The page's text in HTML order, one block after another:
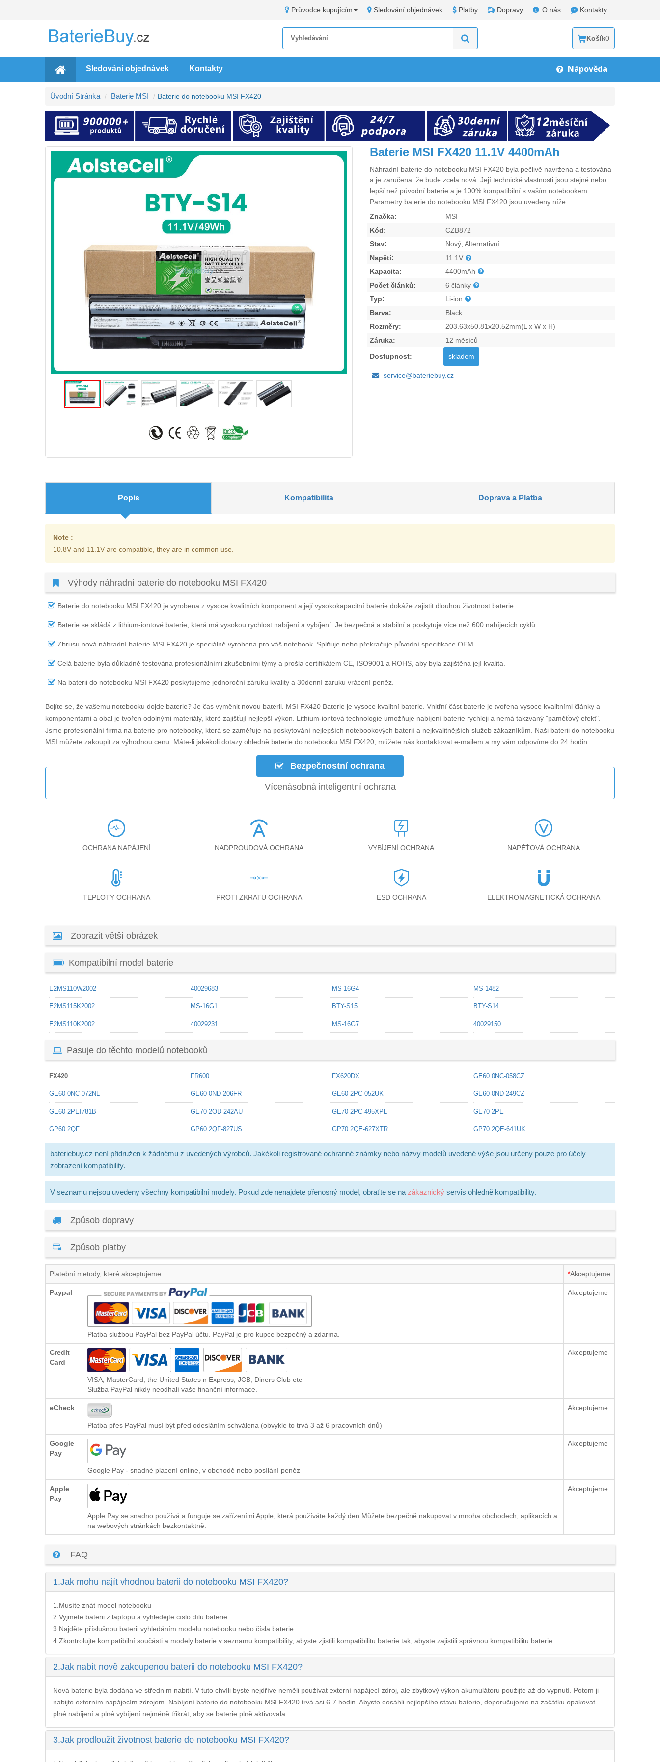
Průvodce kupujícím Sledování objednávek Platby Dopravy O nás Kontakty
Košík0
Sledování objednávek Kontakty Nápověda
Úvodní Stránka Baterie MSI Baterie do notebooku MSI FX420
Baterie MSI FX420 11.1V 4400mAh
Náhradní baterie do notebooku MSI FX420 byla pečlivě navržena a testována
a je zaručena, že bude zcela nová. Její technické vlastnosti jsou stejné nebo
lepší než původní baterie a je 100% kompatibilní s vaším notebookem.
Parametry baterie do notebooku MSI FX420 jsou uvedeny níže.
Značka:
MSI
Kód:
CZB872
Stav:
Nový, Alternativní
Napětí:
11.1V
Kapacita:
4400mAh
Počet článků:
6 články
Typ:
Li-ion
Barva:
Black
Rozměry:
203.63x50.81x20.52mm(L x W x H)
Záruka:
12 měsíců
Dostupnost: skladem
service@bateriebuy.cz
Popis Kompatibilita Doprava a Platba
Note :
10.8V and 11.1V are compatible, they are in common use.
Výhody náhradní baterie do notebooku MSI FX420
Baterie do notebooku MSI FX420 je vyrobena z vysoce kvalitních komponent a její vysokokapacitní baterie dokáže zajistit dlouhou životnost baterie.
Baterie se skládá z lithium-iontové baterie, která má vysokou rychlost nabíjení a vybíjení. Je bezpečná a stabilní a poskytuje více než 600 nabíjecích cyklů.
Zbrusu nová náhradní baterie MSI FX420 je speciálně vyrobena pro váš notebook. Splňuje nebo překračuje původní specifikace OEM.
Celá baterie byla důkladně testována profesionálními zkušebními týmy a prošla certifikátem CE, ISO9001 a ROHS, aby byla zajištěna její kvalita.
Na baterii do notebooku MSI FX420 poskytujeme jednoroční záruku kvality a 30denní záruku vrácení peněz.
Bojíte se, že vašemu notebooku dojde baterie? Je čas vyměnit novou baterii. MSI FX420 Baterie je vysoce kvalitní baterie. Vnitřní část baterie je tvořena vysoce kvalitními články a
komponentami a obal je tvořen odolnými materiály, které zajišťují nejlepší výkon. Lithium-iontová technologie umožňuje nabíjení baterie rychleji a nemá takzvaný "paměťový efekt".
Jsme profesionální firma na baterie pro notebooky, která se zaměřuje na poskytování nejlepších notebookových baterií a nejkvalitnějších služeb zákazníkům. Naši baterii do notebooku
MSI můžete zakoupit za výhodnou cenu. Máte-li jakékoli dotazy ohledně baterie do notebooku MSI FX420 , můžete nás kontaktovat e-mailem a my vám odpovíme do 24 hodin.
Bezpečnostní ochrana
Vícenásobná inteligentní ochrana
OCHRANA NAPÁJENÍ NADPROUDOVÁ OCHRANA VYBÍJENÍ OCHRANA NAPĚŤOVÁ OCHRANA
TEPLOTY OCHRANA PROTI ZKRATU OCHRANA ESD OCHRANA ELEKTROMAGNETICKÁ OCHRANA
Zobrazit větší obrázek
Kompatibilní model baterie
E2MS110W2002 40029683 MS-16G4 MS-1482
E2MS115K2002 MS-16G1 BTY-S15 BTY-S14
E2MS110K2002 40029231 MS-16G7 40029150
Pasuje do těchto modelů notebooků
FX420 FR600 FX620DX GE60 0NC-058CZ
GE60 0NC-072NL GE60 0ND-206FR GE60 2PC-052UK GE60-0ND-249CZ
GE60-2PEI781B GE70 2OD-242AU GE70 2PC-495XPL GE70 2PE
GP60 2QF GP60 2QF-827US GP70 2QE-627XTR GP70 2QE-641UK
bateriebuy.cz není přidružen k žádnému z uvedených výrobců. Jakékoli registrované ochranné známky nebo názvy modelů uvedené výše jsou určeny pouze pro účely
zobrazení kompatibility.
V seznamu nejsou uvedeny všechny kompatibilní modely. Pokud zde nenajdete přenosný model, obraťte se na zákaznický servis ohledně kompatibility.
Způsob dopravy
Způsob platby
Platební metody, které akceptujeme *Akceptujeme
Paypal
Platba službou PayPal bez PayPal účtu. PayPal je pro kupce bezpečný a zdarma.
Akceptujeme
Credit
Card
VISA, MasterCard, the United States n Express, JCB, Diners Club etc.
Služba PayPal nikdy neodhalí vaše finanční informace.
Akceptujeme
eCheck
Platba přes PayPal musí být před odesláním schválena (obvykle to trvá 3 až 6 pracovních dnů)
Akceptujeme
Google
Pay
Google Pay - snadné placení online, v obchodě nebo posílání peněz
Akceptujeme
Apple
Pay
Apple Pay se snadno používá a funguje se zařízeními Apple, která používáte každý den.Můžete bezpečně nakupovat v mnoha obchodech, aplikacích a
na webových stránkách bezkontaktně.
Akceptujeme
FAQ
1.Jak mohu najít vhodnou baterii do notebooku MSI FX420?
1.Musíte znát model notebooku
2.Vyjměte baterii z laptopu a vyhledejte číslo dílu baterie
3.Najděte příslušnou baterii vyhledáním modelu notebooku nebo čísla baterie
4.Zkontrolujte kompatibilní součásti a modely baterie v seznamu kompatibility, abyste zjistili kompatibilitu baterie tak, abyste zajistili správnou kompatibilitu baterie
2.Jak nabít nově zakoupenou baterii do notebooku MSI FX420?
Nová baterie byla dodána ve středním nabití. V tuto chvíli byste nejdříve neměli používat externí napájecí zdroj, ale zbytkový výkon akumulátoru použijte až do vypnutí. Potom ji
nabijte externím napájecím zdrojem. Nabíjení baterie do notebooku MSI FX420 trvá asi 6-7 hodin. Abyste dosáhli nejlepšího stavu baterie, doporučujeme na začátku opakovat
plné nabíjení a plné vybíjení nejméně třikrát, aby se baterie plně aktivovala.
3.Jak prodloužit životnost baterie do notebooku MSI FX420?